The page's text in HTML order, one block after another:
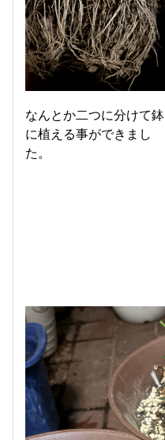
なんとか二つに分けて鉢
に植える事ができまし
た。